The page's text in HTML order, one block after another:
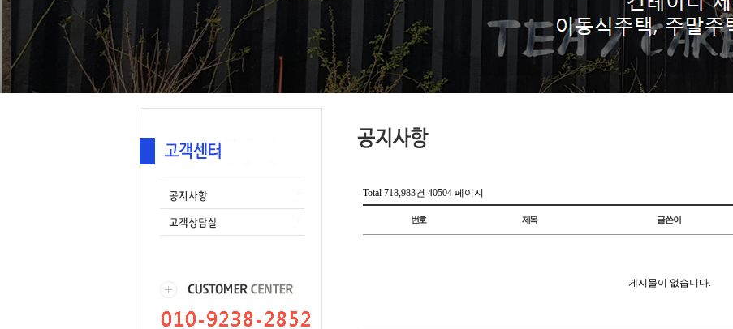
Total 718,983건 40504 페이지
번호 제목 글쓴이
게시물이 없습니다.